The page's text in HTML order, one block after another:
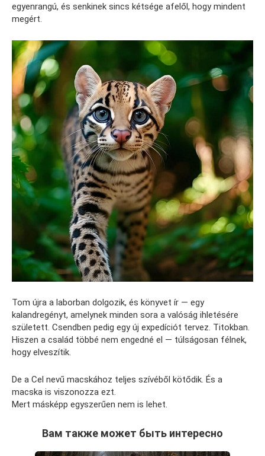
egyenrangú, és senkinek sincs kétsége afelől, hogy mindent
megért.
Tom újra a laborban dolgozik, és könyvet ír — egy
kalandregényt, amelynek minden sora a valóság ihletésére
született. Csendben pedig egy új expedíciót tervez. Titokban.
Hiszen a család többé nem engedné el — túlságosan félnek,
hogy elveszítik.
De a Cel nevű macskához teljes szívéből kötődik. És a
macska is viszonozza ezt.
Mert másképp egyszerűen nem is lehet.
Вам также может быть интересно